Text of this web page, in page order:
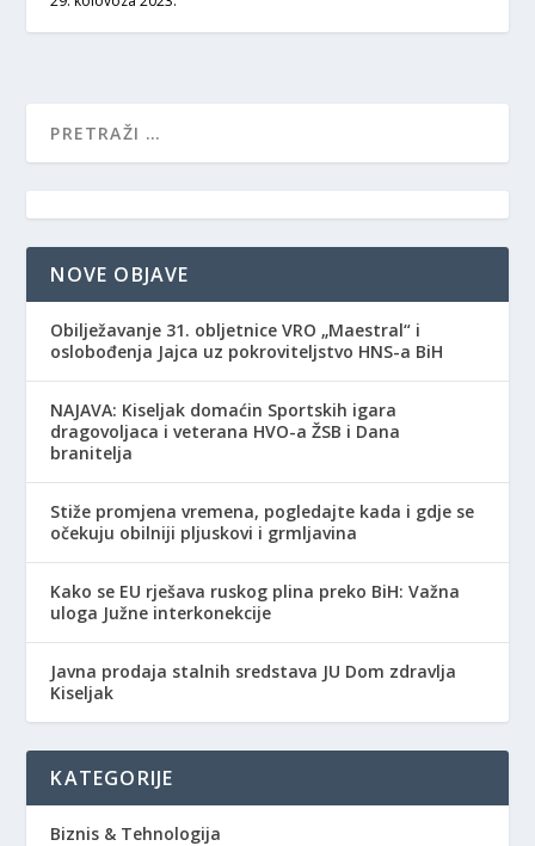
NOVE OBJAVE
Obilježavanje 31. obljetnice VRO „Maestral“ i
oslobođenja Jajca uz pokroviteljstvo HNS-a BiH
NAJAVA: Kiseljak domaćin Sportskih igara
dragovoljaca i veterana HVO-a ŽSB i Dana
branitelja
Stiže promjena vremena, pogledajte kada i gdje se
očekuju obilniji pljuskovi i grmljavina
Kako se EU rješava ruskog plina preko BiH: Važna
uloga Južne interkonekcije
Javna prodaja stalnih sredstava JU Dom zdravlja
Kiseljak
KATEGORIJE
Biznis & Tehnologija